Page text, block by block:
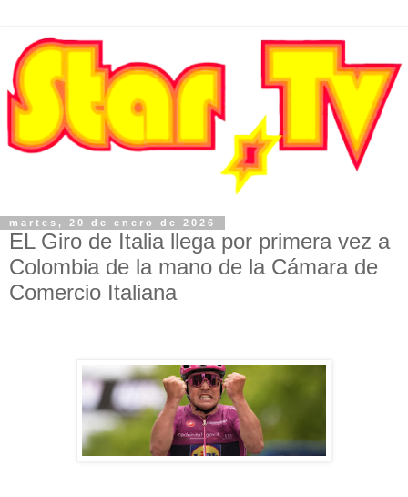
martes, 20 de enero de 2026
EL Giro de Italia llega por primera vez a
Colombia de la mano de la Cámara de
Comercio Italiana